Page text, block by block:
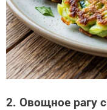
2. Овощное рагу